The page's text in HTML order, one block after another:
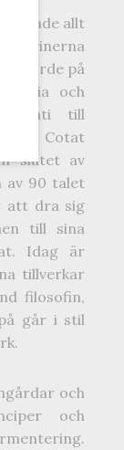
allt
vinerna
gjorde på
och
till
Cotat
slutet av
av 90 talet
att dra sig
till sina
Idag är
tillverkar
filosofin,
går i stil
och
och